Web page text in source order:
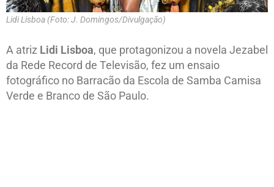
Lidi Lisboa (Foto: J. Domingos/Divulgação)
A atriz Lidi Lisboa, que protagonizou a novela Jezabel
da Rede Record de Televisão, fez um ensaio
fotográfico no Barracão da Escola de Samba Camisa
Verde e Branco de São Paulo.